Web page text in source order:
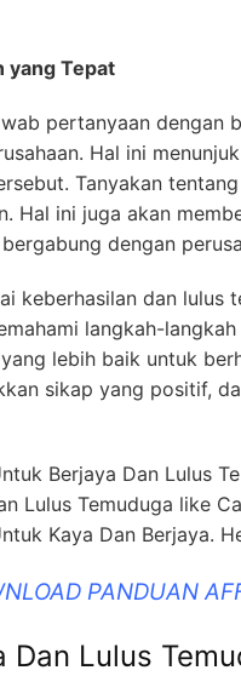
yang Tepat
pertanyaan
Hal ini
Tanyakan
Hal ini juga akan
dengan
keberhasilan dan
langkah-
lebih baik untuk
sikap yang positif,
Berjaya Dan Lulus
Lulus Temuduga like
Kaya Dan Berjaya.
PANDUAN
Dan Lulus